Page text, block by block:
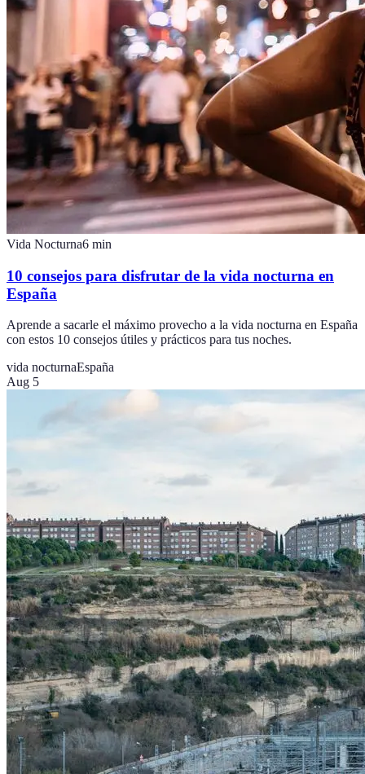
Vida Nocturna6 min
10 consejos para disfrutar de la vida nocturna en
España
Aprende a sacarle el máximo provecho a la vida nocturna en España
con estos 10 consejos útiles y prácticos para tus noches.
vida nocturnaEspaña
Aug 5